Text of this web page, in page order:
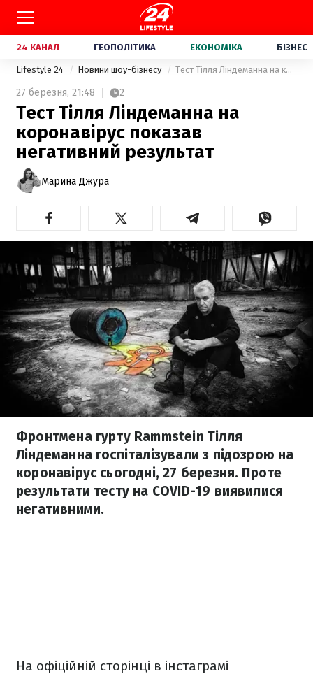
24 КАНАЛ ГЕОПОЛІТИКА ЕКОНОМІКА БІЗНЕС
Lifestyle 24 Новини шоу-бізнесу Тест Тілля Ліндеманна на коронавірус показав негативний результат
27 березня, 21:48 2
Тест Тілля Ліндеманна на
коронавірус показав
негативний результат
Марина Джура
Фронтмена гурту Rammstein Тілля
Ліндеманна госпіталізували з підозрою на
коронавірус сьогодні, 27 березня. Проте
результати тесту на COVID-19 виявилися
негативними.
На офіційній сторінці в інстаграмі